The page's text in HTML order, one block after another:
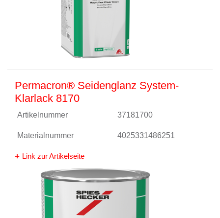
Permacron® Seidenglanz System-
Klarlack 8170
Artikelnummer 37181700
Materialnummer 4025331486251
Link zur Artikelseite